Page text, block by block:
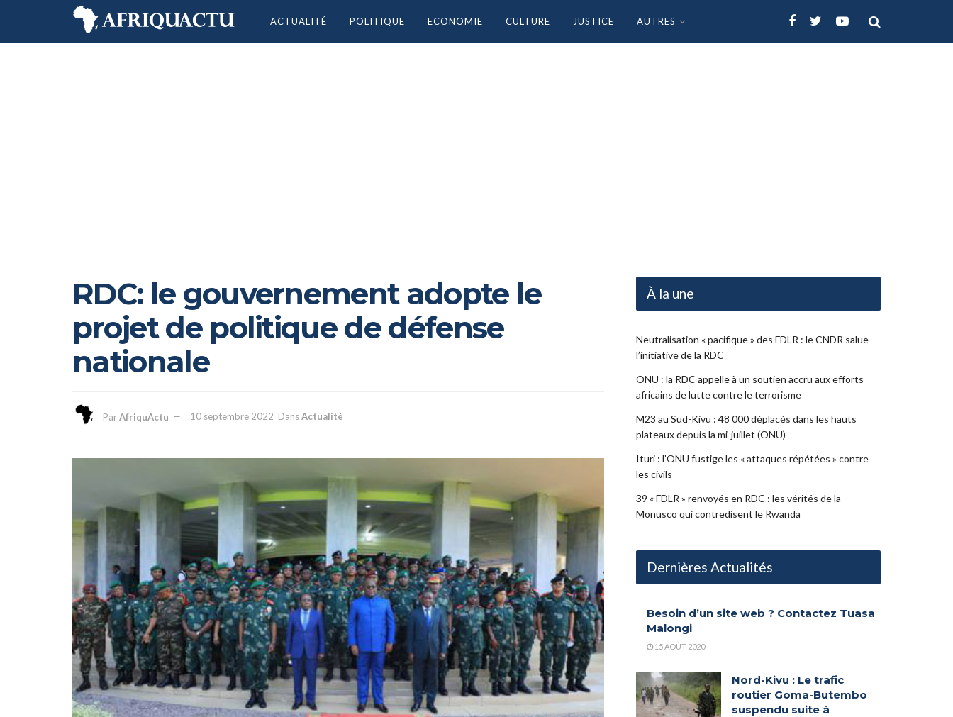
ACTUALITÉ POLITIQUE ECONOMIE CULTURE JUSTICE AUTRES
RDC: le gouvernement adopte le
projet de politique de défense
nationale
ParAfriquActu 10 septembre 2022 DansActualité
À la une
Neutralisation « pacifique » des FDLR : le CNDR salue
l’initiative de la RDC
ONU : la RDC appelle à un soutien accru aux efforts
africains de lutte contre le terrorisme
M23 au Sud-Kivu : 48 000 déplacés dans les hauts
plateaux depuis la mi-juillet (ONU)
Ituri : l’ONU fustige les « attaques répétées » contre
les civils
39 « FDLR » renvoyés en RDC : les vérités de la
Monusco qui contredisent le Rwanda
Dernières Actualités
Besoin d’un site web ? Contactez Tuasa
Malongi
15 AOÛT 2020
Nord-Kivu : Le trafic
routier Goma-Butembo
suspendu suite à